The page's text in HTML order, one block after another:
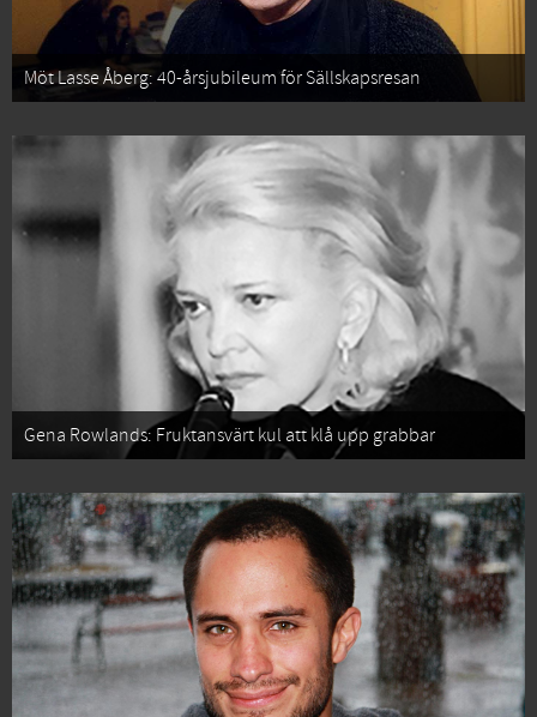
Möt Lasse Åberg: 40-årsjubileum för Sällskapsresan
Gena Rowlands: Fruktansvärt kul att klå upp grabbar